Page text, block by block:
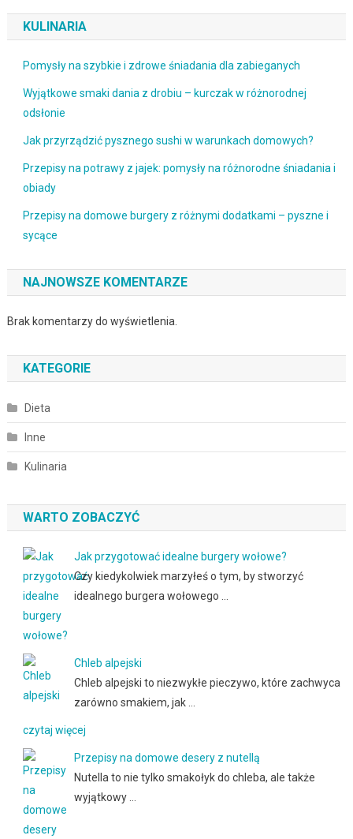
KULINARIA
Pomysły na szybkie i zdrowe śniadania dla zabieganych
Wyjątkowe smaki dania z drobiu – kurczak w różnorodnej
odsłonie
Jak przyrządzić pysznego sushi w warunkach domowych?
Przepisy na potrawy z jajek: pomysły na różnorodne śniadania i
obiady
Przepisy na domowe burgery z różnymi dodatkami – pyszne i
sycące
NAJNOWSZE KOMENTARZE
Brak komentarzy do wyświetlenia.
KATEGORIE
Dieta
Inne
Kulinaria
WARTO ZOBACZYĆ
Jak przygotować idealne burgery wołowe?
Czy kiedykolwiek marzyłeś o tym, by stworzyć
idealnego burgera wołowego …
Chleb alpejski
Chleb alpejski to niezwykłe pieczywo, które zachwyca
zarówno smakiem, jak …
czytaj więcej
Przepisy na domowe desery z nutellą
Nutella to nie tylko smakołyk do chleba, ale także
wyjątkowy …